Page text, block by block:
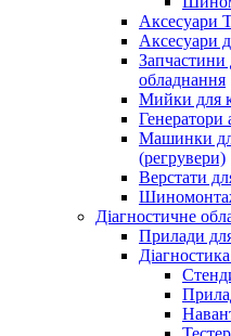
Аксесуари
Аксесуари
обладнання
Мийки для
Генератори
Машинки
(регрувери)
Верстати
Діагностичне
Прилади